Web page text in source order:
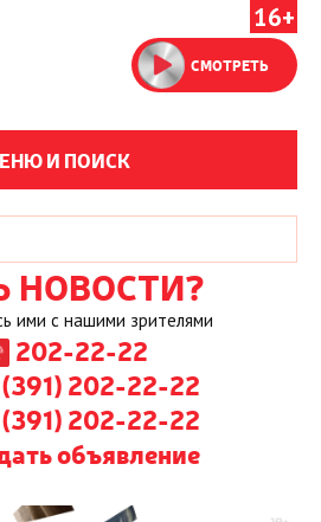
16+
СМОТРЕТЬ
И ПОИСК
НОВОСТИ?
ими с нашими зрителями
202-22-22
202-22-22
202-22-22
объявление